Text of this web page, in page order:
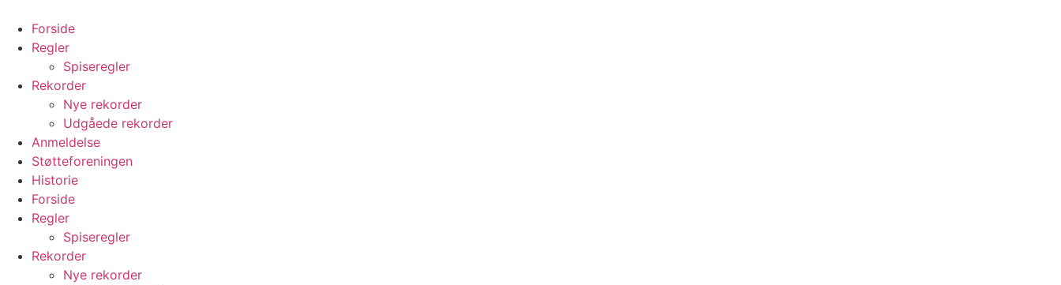
indhold
Forside
Regler
Spiseregler
Rekorder
Nye rekorder
Udgåede rekorder
Anmeldelse
Støtteforeningen
Historie
Forside
Regler
Spiseregler
Rekorder
Nye rekorder